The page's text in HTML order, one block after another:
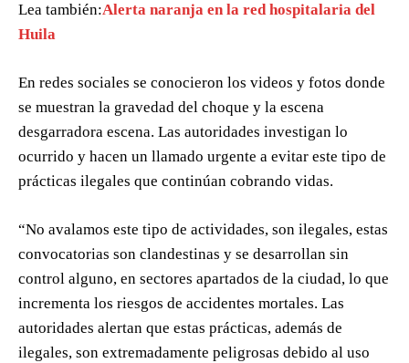
Lea también:Alerta naranja en la red hospitalaria del
Huila
En redes sociales se conocieron los videos y fotos donde
se muestran la gravedad del choque y la escena
desgarradora escena. Las autoridades investigan lo
ocurrido y hacen un llamado urgente a evitar este tipo de
prácticas ilegales que continúan cobrando vidas.
“No avalamos este tipo de actividades, son ilegales, estas
convocatorias son clandestinas y se desarrollan sin
control alguno, en sectores apartados de la ciudad, lo que
incrementa los riesgos de accidentes mortales. Las
autoridades alertan que estas prácticas, además de
ilegales, son extremadamente peligrosas debido al uso